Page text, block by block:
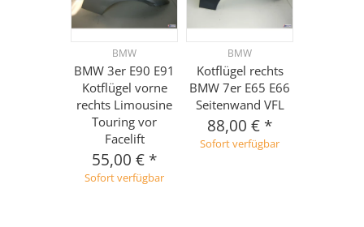
BMW
BMW 3er E90 E91
Kotflügel vorne
rechts Limousine
Touring vor
Facelift
55,00 € *
Sofort verfügbar
BMW
Kotflügel rechts
BMW 7er E65 E66
Seitenwand VFL
88,00 € *
Sofort verfügbar